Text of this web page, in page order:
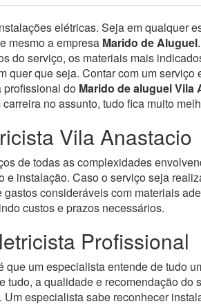
elétricas. Seja em qualquer
mesmo a empresa Marido de Aluguel
do serviço, os materiais mais
quer que seja. Contar com um serviço
profissional do Marido de aluguel Vila
no assunto, tudo fica muito
Vila Anastacio
de todas as complexidades
e instalação. Caso o serviço seja
consideráveis com materiais
custos e prazos necessários.
Profissional
que um especialista entende de tudo
a qualidade e recomendação do
especialista sabe reconhecer